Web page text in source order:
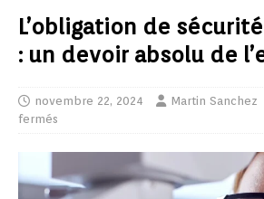
L’obligation de
: un devoir absolu de
novembre 22, 2024 Martin Sanchez
fermés